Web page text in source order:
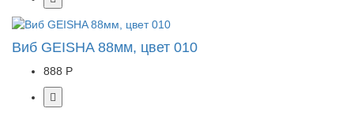
Виб GEISHA 88мм, цвет 010
888 Р